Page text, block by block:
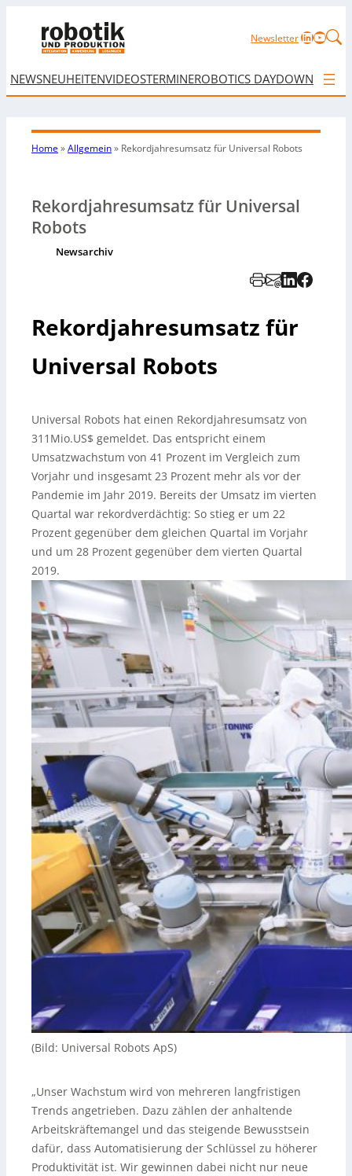
NewsletterLinkedIn
NEWSNEUHEITENVIDEOSTERMINEROBOTICS DAYDOWNLOAD
Home»Allgemein» Rekordjahresumsatz für Universal Robots
Rekordjahresumsatz für Universal
Robots
Newsarchiv
Rekordjahresumsatz für
Universal Robots
Universal Robots hat einen Rekordjahresumsatz von
311Mio.US$ gemeldet. Das entspricht einem
Umsatzwachstum von 41 Prozent im Vergleich zum
Vorjahr und insgesamt 23 Prozent mehr als vor der
Pandemie im Jahr 2019. Bereits der Umsatz im vierten
Quartal war rekordverdächtig: So stieg er um 22
Prozent gegenüber dem gleichen Quartal im Vorjahr
und um 28 Prozent gegenüber dem vierten Quartal
2019.
(Bild: Universal Robots ApS)
„Unser Wachstum wird von mehreren langfristigen
Trends angetrieben. Dazu zählen der anhaltende
Arbeitskräftemangel und das steigende Bewusstsein
dafür, dass Automatisierung der Schlüssel zu höherer
Produktivität ist. Wir gewinnen dabei nicht nur neue